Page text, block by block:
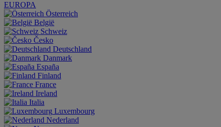
EUROPA
Österreich
België
Schweiz
Česko
Deutschland
Danmark
España
Finland
France
Ireland
Italia
Luxembourg
Nederland